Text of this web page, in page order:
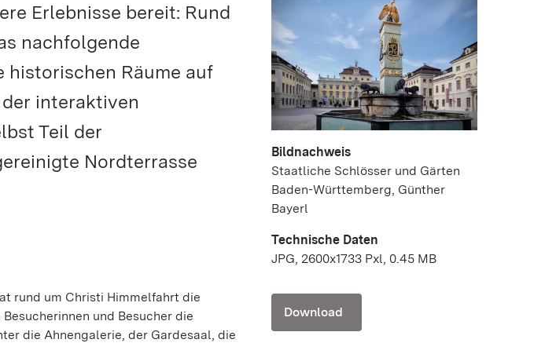
Erlebnisse bereit: Rund
nachfolgende
historischen Räume auf
interaktiven
Teil der
Nordterrasse
rund um Christi Himmelfahrt die
und Besucher die
die Ahnengalerie, der Gardesaal, die
Bildnachweis
Staatliche Schlösser und Gärten
Baden-Württemberg, Günther
Bayerl
Technische Daten
JPG, 2600x1733 Pxl, 0.45 MB
Download